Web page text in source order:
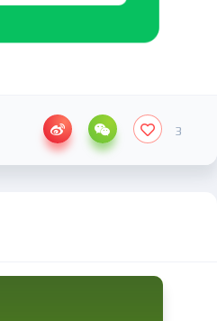
3